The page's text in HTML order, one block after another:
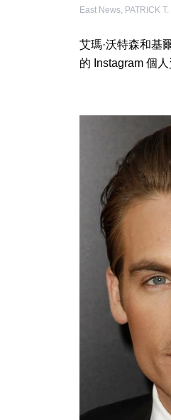
East News, PATRICK
艾瑪·沃特森和基
的 Instagram 個